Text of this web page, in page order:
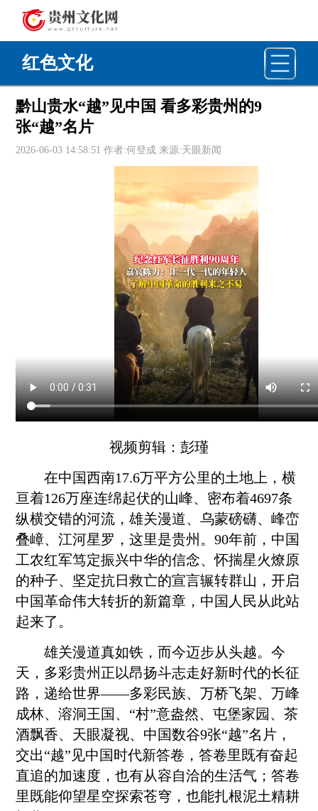
红色文化
黔山贵水“越”见中国 看多彩贵州的9
张“越”名片
2026-06-03 14:58:51 作者:何登成 来源:天眼新闻
视频剪辑：彭瑾
在中国西南17.6万平方公里的土地上，横
亘着126万座连绵起伏的山峰、密布着4697条
纵横交错的河流，雄关漫道、乌蒙磅礴、峰峦
叠嶂、江河星罗，这里是贵州。90年前，中国
工农红军笃定振兴中华的信念、怀揣星火燎原
的种子、坚定抗日救亡的宣言辗转群山，开启
中国革命伟大转折的新篇章，中国人民从此站
起来了。
雄关漫道真如铁，而今迈步从头越。今
天，多彩贵州正以昂扬斗志走好新时代的长征
路，递给世界——多彩民族、万桥飞架、万峰
成林、溶洞王国、“村”意盎然、屯堡家园、茶
酒飘香、天眼凝视、中国数谷9张“越”名片，
交出“越”见中国时代新答卷，答卷里既有奋起
直追的加速度，也有从容自洽的生活气；答卷
里既能仰望星空探索苍穹，也能扎根泥土精耕